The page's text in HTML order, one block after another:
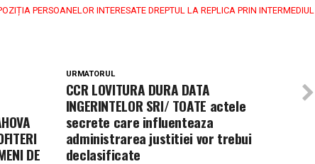
PERSOANELOR INTERESATE DREPTUL LA REPLICA PRIN INTERMEDIUL
URMATORUL
CCR LOVITURA DURA DATA
INGERINTELOR SRI/ TOATE actele
secrete care influenteaza
administrarea justitiei vor trebui
declasificate
DE